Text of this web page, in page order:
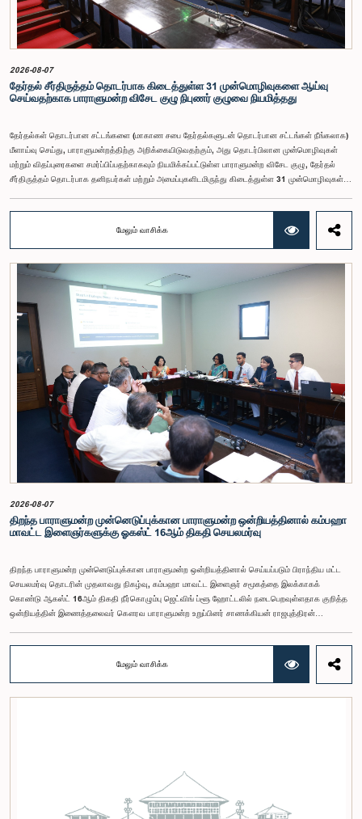
உயர்ந்த மட்டத்தில் இருக்க வேண்டும் என்ற கருத்தை குழுத் தலைவர் உள்ளிட்ட உறுப்பினர்கள்
முன்வைத்தனர்.அதன்படி, எதிர்காலத்தில் இச்சம்பள மட்டம் தொடர்பாக மேலும் கவனம் செலுத்தி
தேவையான தீர்மானங்கள் எடுக்கப்பட வேண்டியதன் அவசியம் குழுவில் வலியுறுத்தப்பட்டது. மேலும்,
நிரந்தரமானதும் சுயாதீனமானதுமான சம்பள மற்றும் பணியாளர் ஆணைக்குழுவை நிறுவுவதற்கான
யோசனையையும் குழுத் தலைவர் முன்வைத்தார்.
2026-08-07
தேர்தல் சீர்திருத்தம் தொடர்பாக கிடைத்துள்ள 31 முன்மொழிவுகளை ஆய்வு
செய்வதற்காக பாராளுமன்ற விசேட குழு நிபுணர் குழுவை நியமித்தது
தேர்தல்கள் தொடர்பான சட்டங்களை (மாகாண சபை தேர்தல்களுடன் தொடர்பான சட்டங்கள் நீங்கலாக)
மீளாய்வு செய்து, பாராளுமன்றத்திற்கு அறிக்கையிடுவதற்கும், அது தொடர்பிலான முன்மொழிவுகள்
மற்றும் விதப்புரைகளை சமர்ப்பிப்பதற்காகவும் நியமிக்கப்பட்டுள்ள பாராளுமன்ற விசேட குழு, தேர்தல்
சீர்திருத்தம் தொடர்பாக தனிநபர்கள் மற்றும் அமைப்புகளிடமிருந்து கிடைத்துள்ள 31 முன்மொழிவுகள்
நியமித்துள்ளது.கௌரவ பொது நிர்வாக, மாகாண சபைகள் மற்றும் உள்ளூராட்சி அமைச்சர் பேராசிரியர்
ஏ.எச்.எம்.எச்.அபயரத்ன அவர்கள் தலைமையில் அண்மையில் பாராளுமன்றத்தில் நடைபெற்ற குறித்த
விசேட குழுக் கூட்டத்தின் போதே இத்தீர்மானம் எடுக்கப்பட்டது.2004, 2007 மற்றும் 2022 ஆம்
ஆண்டுகளில் வெளியிடப்பட்ட பாராளுமன்ற விசேட குழுக்களின் அறிக்கைகள் மற்றும் தனிநபர்கள்,
அமைப்புகள் ஆகியவற்றினால் சமர்ப்பிக்கப்பட்டுள்ள 31 முன்மொழிவுகளை அடிப்படையாகக் கொண்டு
தேர்தல் சீர்திருத்தங்கள் தொடர்பாக விரிவான கலந்துரையாடல் இங்கு இடம்பெற்றது.உள்ளூராட்சி
மன்றத் தேர்தல் முறைக்காக கலப்பு தேர்தல் முறையை அறிமுகப்படுத்துதல், சிறு கட்சிகள் மற்றும்
சிறுபான்மை குழுக்களின் பிரதிநிதித்துவத்தை உறுதிப்படுத்துதல், பெண்களின் பிரதிநிதித்துவத்தை
மேம்படுத்துதல், மின்னணு வாக்களிப்பு முறையை அறிமுகப்படுத்துதல், முன்கூட்டியே வாக்களிக்கும்
வசதியை ஏற்படுத்துதல் உள்ளிட்ட பல்வேறு முன்மொழிவுகள் தொடர்பில் இக்கூட்டத்தில் விசேட கவனம்
செலுத்தப்பட்டது.மேலும், வெளிநாடுகளில் வாழும் இலங்கையர்களுக்கு வாக்களிக்கும் உரிமையை
வழங்குவது தொடர்பான முன்மொழிவுகளும் பரிசீலிக்கப்பட்டதுடன், அதற்குத் தேவையான சட்ட மற்றும்
நிர்வாக ஏற்பாடுகள் குறித்து மேலும் விரிவான ஆய்வு மேற்கொள்ள வேண்டியதன் அவசியமும்
வலியுறுத்தப்பட்டது.விசேட குழுவினால் நியமிக்கப்பட்டுள்ள நிபுணர் குழு, கிடைத்துள்ள 31
முன்மொழிவுகளையும் முந்தைய பாராளுமன்ற விசேட குழுக்களின் அறிக்கைகளையும் பகுப்பாய்வு
செய்து, நடைமுறைக்கு ஏற்ற பரிந்துரைகளைக் கொண்ட அறிக்கையொன்றைத் தயாரிக்கவுள்ளது.
அதனைத் தொடர்ந்து, அந்தப் பரிந்துரைகளை ஆராய்ந்து அடுத்தகட்ட நடவடிக்கைகளை முன்னெடுக்க
குழு தீர்மானித்தது.இக்கூட்டத்தில், குழு உறுப்பினரான அமைச்சர் கலாநிதி உபாலி பன்னிலகே மற்றும்
பாராளுமன்ற உறுப்பினர்களான ரவி கருணாநாயக்க, ருவந்திலக ஜயக்கொடி மற்றும் கதிரவேலு
சண்முகம் குகதாசன் ஆகியோர் கலந்துகொண்டனர்.
மேலும் வாசிக்க
2026-08-07
திறந்த பாராளுமன்ற முன்னெடுப்புக்கான பாராளுமன்ற ஒன்றியத்தினால் கம்பஹா
மாவட்ட இளைஞர்களுக்கு ஓகஸ்ட் 16ஆம் திகதி செயலமர்வு
திறந்த பாராளுமன்ற முன்னெடுப்புக்கான பாராளுமன்ற ஒன்றியத்தினால் செய்யப்படும் பிராந்திய மட்ட
செயலமர்வு தொடரின் முதலாவது நிகழ்வு, கம்பஹா மாவட்ட இளைஞர் சமூகத்தை இலக்காகக்
கொண்டு ஆகஸ்ட் 16ஆம் திகதி நீர்கொழும்பு ஜெட்விங் ப்ளூ ஹோட்டலில் நடைபெறவுள்ளதாக குறித்த
ஒன்றியத்தின் இணைத்தலைவர் கௌரவ பாராளுமன்ற உறுப்பினர் சாணக்கியன் ராஜபுத்திரன்
பங்கேற்புடன் திறந்த பாராளுமன்றக் கருத்திட்டத்தை மேலும் முன்னெடுத்துச் செல்லும் நோக்கில் இந்த
செயலமர்வு தொடர் ஏற்பாடு செய்யப்படுகின்றது. இதில் ஒன்றியத்தின் உறுப்பினர்கள் மற்றும் கம்பஹா
மாவட்டத்தை பிரதிநிதித்துவப்படுத்தும் பாராளுமன்ற உறுப்பினர்களும் பங்கேற்கவிருக்கின்றனர்.இந்த
இச்செயலமர்வு தொடருக்கான அபிவிருத்தி பங்காளராக அனுசரணை வழங்கும் CII (Coalition for
Inclusive Impact) நிறுவனத்தின் பிரதிநிதிகளும் கலந்துகொண்டனர்.இந்த செயலமர்வில் பங்கேற்க
விரும்பும் கம்பஹா மாவட்டத்தைச் சேர்ந்த 18 – 35 வயதுக்குட்பட்ட இளைஞர், யுவதிகள் இங்கே
தரப்பட்டுள்ள https://forms.gle/aVp5UzhLbtPSmVap8 இணைப்பின் ஊடாக உரிய விண்ணப்பப்
மேலும் வாசிக்க